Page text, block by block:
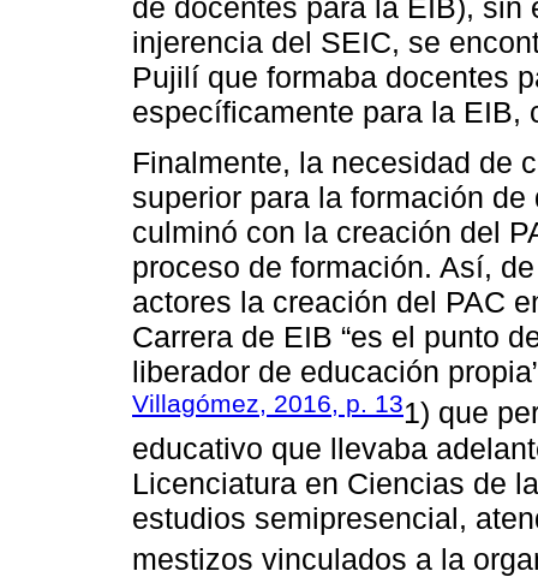
de docentes para la EIB), sin
injerencia del SEIC, se
Pujilí que formaba docentes
específicamente para la EIB,
Finalmente, la necesidad de
superior para la formación
culminó con la creación del
proceso de formación. Así,
actores la creación del PAC
Carrera de EIB “es el punto
liberador de educación
Villagómez, 2016, p. 131) que
educativo que llevaba
Licenciatura en Ciencias de
estudios semipresencial,
mestizos vinculados a la